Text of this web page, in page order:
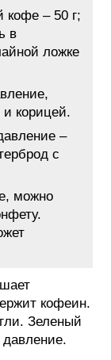
кофе – 50 г;
в
ложке
корицей.
–
с
можно
кофеин.
Зеленый